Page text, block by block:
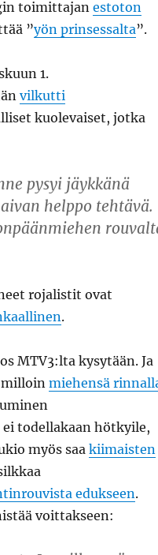
toimittajanestoton
”yön prinsessalta”.
1.
vilkutti
kuolevaiset, jotka
pysyi jäykkänä
helppo tehtävä.
rojalistit ovat
.
MTV3:lta kysytään. Ja
milloin miehensä
todellakaan hötkyile,
myös saa kiimaisten
edukseen.
voittakseen: